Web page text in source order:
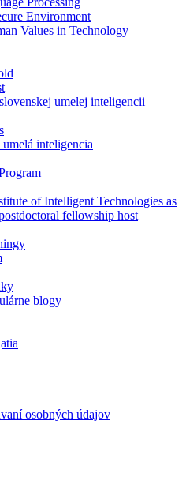
Environment
Values in Technology
umelej inteligencii
inteligencia
of Intelligent Technologies as
fellowship host
blogy
osobných údajov